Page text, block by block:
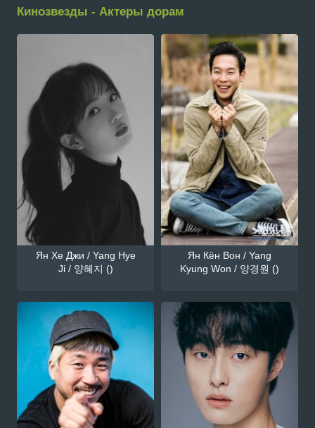
Кинозвезды - Актеры дорам
Ян Хе Джи / Yang Hye
Ji / 양혜지 ()
Ян Кён Вон / Yang
Kyung Won / 양경원 ()